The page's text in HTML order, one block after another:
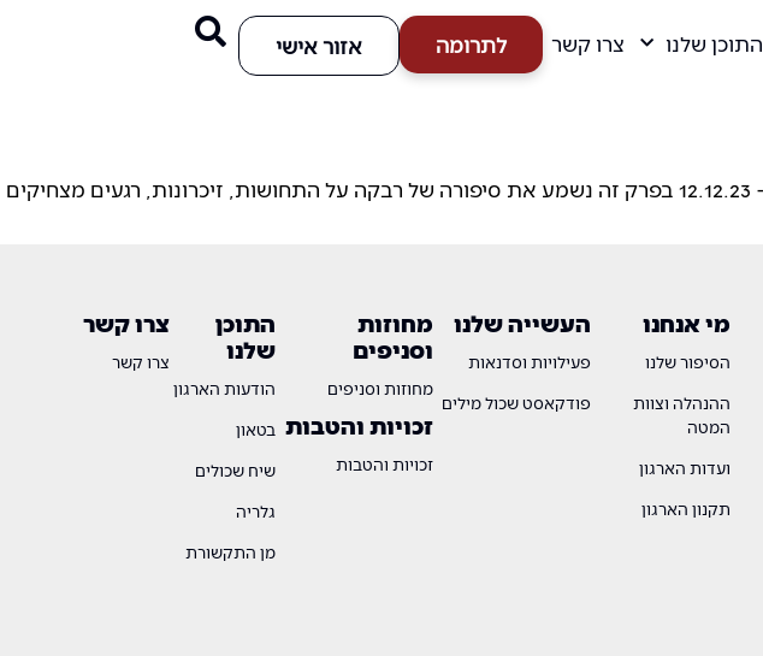
התוכן שלנו צרו קשר לתרומה אזור אישי
מתן פרץ ודארק שכול מארחים את רבקה בר-און אחות של משה בר-און ז"ל שנפל בקרב בתאריך ה- 12.12.23 בפרק זה נשמע את סיפורה של רבקה על התחושות, זיכרונות, רגעים מצחיקים
צרו קשר
צרו קשר
התוכן
שלנו
הודעות הארגון
בטאון
שיח שכולים
גלריה
מן התקשורת
מחוזות
וסניפים
מחוזות וסניפים
זכויות והטבות
זכויות והטבות
העשייה שלנו
פעילויות וסדנאות
פודקאסט שכול מילים
מי אנחנו
הסיפור שלנו
ההנהלה וצוות
המטה
ועדות הארגון
תקנון הארגון